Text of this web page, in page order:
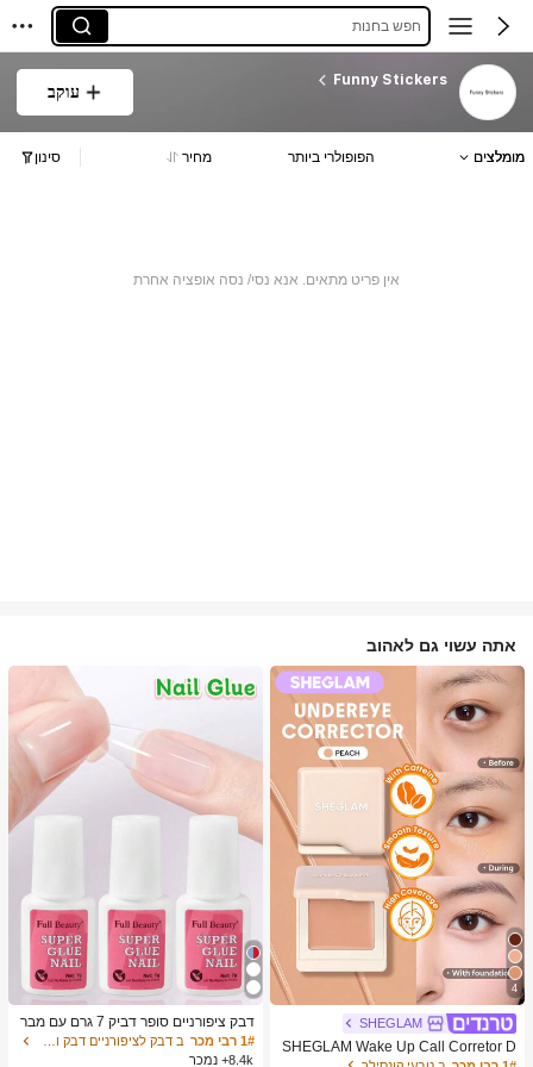
חפש בחנות
Funny Stickers
עוקב
מומלצים הפופולרי ביותר מחיר סינון
אין פריט מתאים. אנא נסי/ נסה אופציה אחרת
אתה עשוי גם לאהוב
4
SHEGLAM
SHEGLAM Wake Up Call Corretor D
דבק ציפורניים סופר דביק 7 גרם עם מבר
שת, דבק ג'ל מהיר ייבוש, מתאים לציפורנ
יים מלאכותיות, ציפורני אקריל, ציפורני ה
1# רבי מכר
8.4k+ נמכר